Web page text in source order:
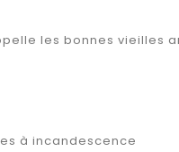
les bonnes
à incandescence